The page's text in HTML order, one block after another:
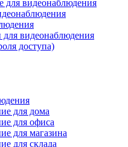
для видеонаблюдения
видеонаблюдения
доступа)
для дома
для офиса
для магазина
для склада